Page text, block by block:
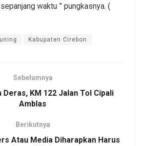
waktu ” pungkasnya. (
Kabupaten Cirebon
Sebelumnya
Deras, KM 122 Jalan Tol Cipali
Amblas
Berikutnya
Atau Media Diharapkan Harus